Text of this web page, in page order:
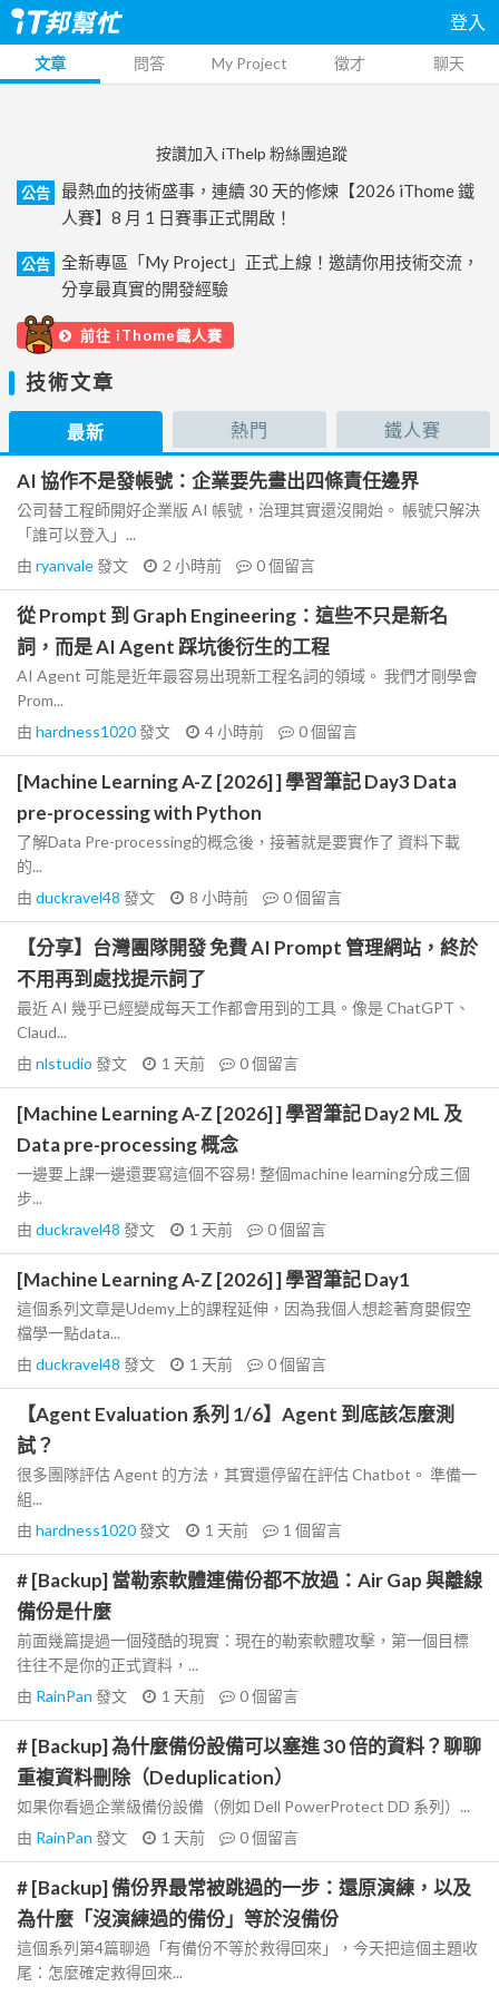
登入
文章 問答 My Project 徵才 聊天
按讚加入 iThelp 粉絲團追蹤
公告
最熱血的技術盛事，連續 30 天的修煉【2026 iThome 鐵
人賽】8 月 1 日賽事正式開啟！
公告
全新專區「My Project」正式上線！邀請你用技術交流，
分享最真實的開發經驗
前往 iThome鐵人賽
技術文章
最新 熱門 鐵人賽
AI 協作不是發帳號：企業要先畫出四條責任邊界
公司替工程師開好企業版 AI 帳號，治理其實還沒開始。 帳號只解決
「誰可以登入」...
由 ryanvale發文 2 小時前 0個留言
從 Prompt 到 Graph Engineering：這些不只是新名
詞，而是 AI Agent 踩坑後衍生的工程
AI Agent 可能是近年最容易出現新工程名詞的領域。 我們才剛學會
Prom...
由 hardness1020發文 4 小時前 0個留言
[Machine Learning A-Z [2026] ] 學習筆記 Day3 Data
pre-processing with Python
了解Data Pre-processing的概念後，接著就是要實作了 資料下載
的...
由 duckravel48 發文 8 小時前 0個留言
【分享】台灣團隊開發 免費 AI Prompt 管理網站，終於
不用再到處找提示詞了
最近 AI 幾乎已經變成每天工作都會用到的工具。像是 ChatGPT、
Claud...
由 nlstudio 發文 1 天前 0個留言
[Machine Learning A-Z [2026] ] 學習筆記 Day2 ML 及
Data pre-processing 概念
一邊要上課一邊還要寫這個不容易! 整個machine learning分成三個
步...
由 duckravel48 發文 1 天前 0個留言
[Machine Learning A-Z [2026] ] 學習筆記 Day1
這個系列文章是Udemy上的課程延伸，因為我個人想趁著育嬰假空
檔學一點data...
由 duckravel48 發文 1 天前 0個留言
【Agent Evaluation 系列 1/6】Agent 到底該怎麼測
試？
很多團隊評估 Agent 的方法，其實還停留在評估 Chatbot。 準備一
組...
由 hardness1020發文 1 天前 1 個留言
# [Backup] 當勒索軟體連備份都不放過：Air Gap 與離線
備份是什麼
前面幾篇提過一個殘酷的現實：現在的勒索軟體攻擊，第一個目標
往往不是你的正式資料，...
由 RainPan 發文 1 天前 0個留言
# [Backup] 為什麼備份設備可以塞進 30 倍的資料？聊聊
重複資料刪除（Deduplication）
如果你看過企業級備份設備（例如 Dell PowerProtect DD 系列）...
由 RainPan 發文 1 天前 0個留言
# [Backup] 備份界最常被跳過的一步：還原演練，以及
為什麼「沒演練過的備份」等於沒備份
這個系列第4篇聊過「有備份不等於救得回來」，今天把這個主題收
尾：怎麼確定救得回來...